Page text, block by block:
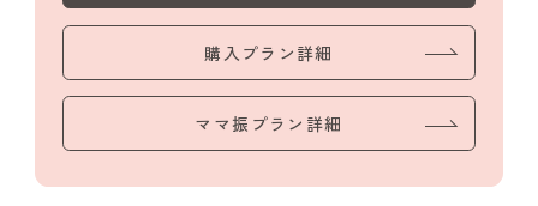
購入プラン詳細
ママ振プラン詳細